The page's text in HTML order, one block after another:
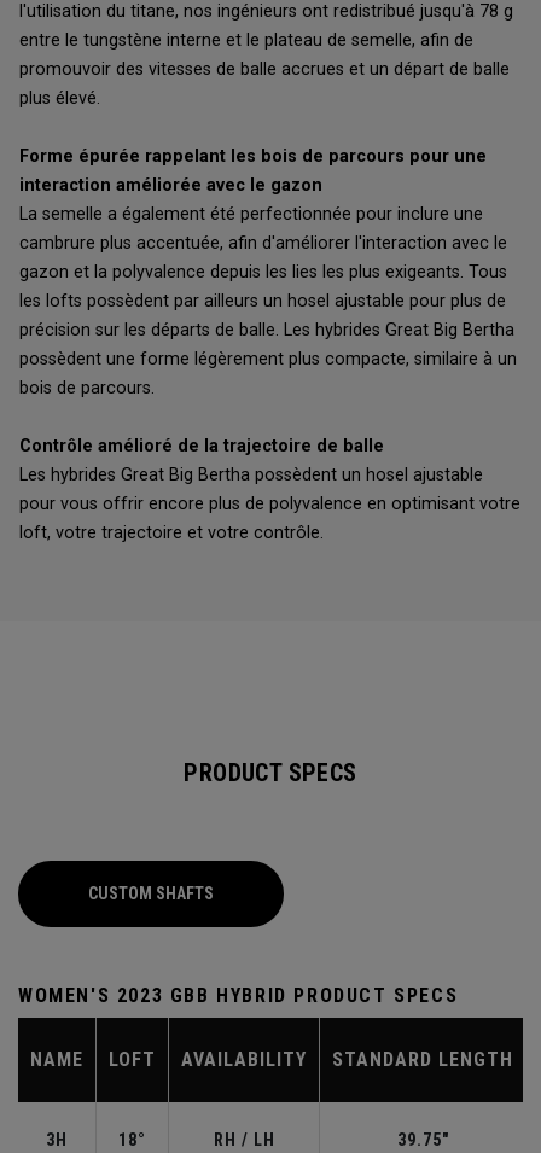
l'utilisation du titane, nos ingénieurs ont redistribué jusqu'à 78 g
entre le tungstène interne et le plateau de semelle, afin de
promouvoir des vitesses de balle accrues et un départ de balle
plus élevé.
Forme épurée rappelant les bois de parcours pour une
interaction améliorée avec le gazon
La semelle a également été perfectionnée pour inclure une
cambrure plus accentuée, afin d'améliorer l'interaction avec le
gazon et la polyvalence depuis les lies les plus exigeants. Tous
les lofts possèdent par ailleurs un hosel ajustable pour plus de
précision sur les départs de balle. Les hybrides Great Big Bertha
possèdent une forme légèrement plus compacte, similaire à un
bois de parcours.
Contrôle amélioré de la trajectoire de balle
Les hybrides Great Big Bertha possèdent un hosel ajustable
pour vous offrir encore plus de polyvalence en optimisant votre
loft, votre trajectoire et votre contrôle.
PRODUCT SPECS
CUSTOM SHAFTS
WOMEN'S 2023 GBB HYBRID PRODUCT SPECS
NAME LOFT AVAILABILITY STANDARD LENGTH
3H 18° RH / LH 39.75"